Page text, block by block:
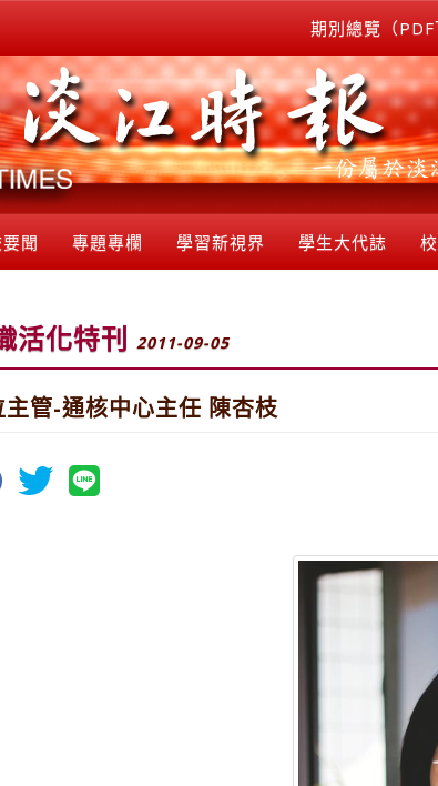
期別總覽（PDF
聞 專題專欄 學習新視界 學生大代誌
活化特刊 2011-09-05
主管-通核中心主任 陳杏枝